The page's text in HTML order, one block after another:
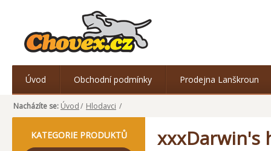
Úvod Obchodní podmínky Prodejna Lanškroun
Nacházíte se: Úvod/ Hlodavci /
KATEGORIE PRODUKTŮ xxxDarwin's